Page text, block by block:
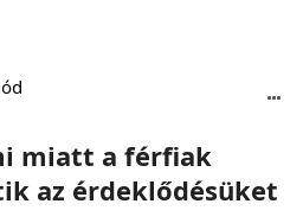
miatt a férfiak
az érdeklődésüket